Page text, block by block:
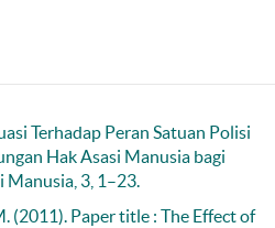
Terhadap Peran Satuan Polisi
Hak Asasi Manusia bagi
Manusia, 3, 1–23.
(2011). Paper title : The Effect of